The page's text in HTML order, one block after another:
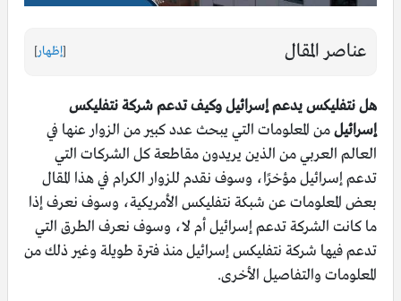
عناصر المقال [إظهار]
هل نتفليكس يدعم إسرائيل وكيف تدعم شركة نتفليكس
إسرائيلمن المعلومات التي يبحث عدد كبير من الزوار عنها في
العالم العربي من الذين يريدون مقاطعة كل الشركات التي
تدعم إسرائيل مؤخرًا، وسوف نقدم للزوار الكرام في هذا المقال
بعض المعلومات عن شبكة نتفليكس الأمريكية، وسوف نعرف إذا
ما كانت الشركة تدعم إسرائيل أم لا، وسوف نعرف الطرق التي
تدعم فيها شركة نتفليكس إسرائيل منذ فترة طويلة وغير ذلك من
المعلومات والتفاصيل الأخرى.